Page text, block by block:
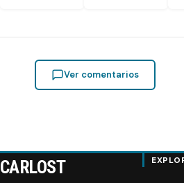
Ver comentarios
CARLOST